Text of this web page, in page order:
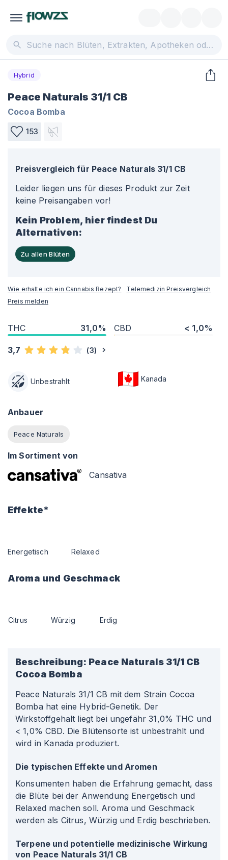
Hybrid
Peace Naturals 31/1 CB
Cocoa Bomba
153
Preisvergleich für Peace Naturals 31/1 CB
Leider liegen uns für dieses Produkt zur Zeit
keine Preisangaben vor!
Kein Problem, hier findest Du
Alternativen:
Zu allen Blüten
Wie erhalte ich ein Cannabis Rezept?
Telemedizin Preisvergleich
Preis melden
THC 31,0% CBD < 1,0%
3,7 (3)
Unbestrahlt Kanada
Anbauer
Peace Naturals
Im Sortiment von
Cansativa
Effekte*
Energetisch Relaxed
Aroma und Geschmack
Citrus Würzig Erdig
Beschreibung: Peace Naturals 31/1 CB
Cocoa Bomba
Peace Naturals 31/1 CB mit dem Strain Cocoa
Bomba hat eine Hybrid-Genetik. Der
Wirkstoffgehalt liegt bei ungefähr 31,0% THC und
< 1,0% CBD. Die Blütensorte ist unbestrahlt und
wird in Kanada produziert.
Die typischen Effekte und Aromen
Konsumenten haben die Erfahrung gemacht, dass
die Blüte bei der Anwendung Energetisch und
Relaxed machen soll. Aroma und Geschmack
werden als Citrus, Würzig und Erdig beschrieben.
Terpene und potentielle medizinische Wirkung
von Peace Naturals 31/1 CB